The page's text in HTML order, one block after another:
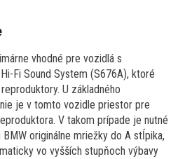
vhodné pre vozidlá s
Fi Sound System (S676A), ktoré
U základného
je v tomto vozidle priestor pre
V takom prípade je nutné
originálne mriežky do A stĺpika,
vo vyšších stupňoch výbavy